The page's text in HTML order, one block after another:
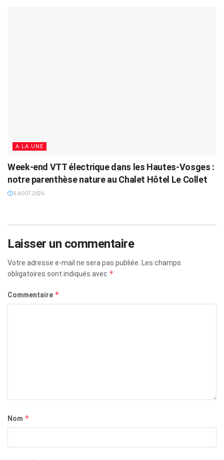
A LA UNE
Week-end VTT électrique dans les Hautes-Vosges :
notre parenthèse nature au Chalet Hôtel Le Collet
5 AOÛT 2026
Laisser un commentaire
Votre adresse e-mail ne sera pas publiée. Les champs
obligatoires sont indiqués avec *
Commentaire *
Nom *